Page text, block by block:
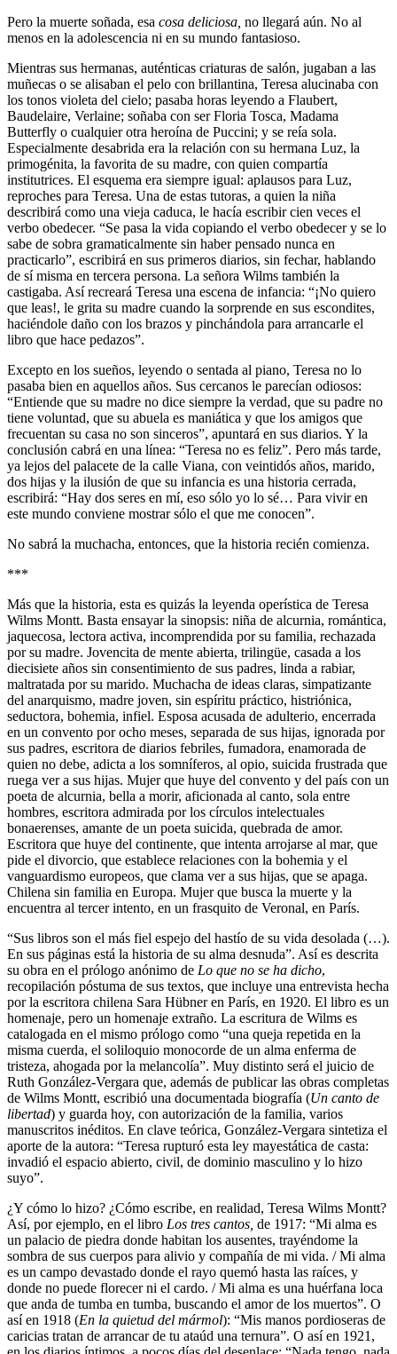
Pero la muerte soñada, esa cosa deliciosa, no llegará aún. No al
menos en la adolescencia ni en su mundo fantasioso.
Mientras sus hermanas, auténticas criaturas de salón, jugaban a las
muñecas o se alisaban el pelo con brillantina, Teresa alucinaba con
los tonos violeta del cielo; pasaba horas leyendo a Flaubert,
Baudelaire, Verlaine; soñaba con ser Floria Tosca, Madama
Butterfly o cualquier otra heroína de Puccini; y se reía sola.
Especialmente desabrida era la relación con su hermana Luz, la
primogénita, la favorita de su madre, con quien compartía
institutrices. El esquema era siempre igual: aplausos para Luz,
reproches para Teresa. Una de estas tutoras, a quien la niña
describirá como una vieja caduca, le hacía escribir cien veces el
verbo obedecer. “Se pasa la vida copiando el verbo obedecer y se lo
sabe de sobra gramaticalmente sin haber pensado nunca en
practicarlo”, escribirá en sus primeros diarios, sin fechar, hablando
de sí misma en tercera persona. La señora Wilms también la
castigaba. Así recreará Teresa una escena de infancia: “¡No quiero
que leas!, le grita su madre cuando la sorprende en sus escondites,
haciéndole daño con los brazos y pinchándola para arrancarle el
libro que hace pedazos”.
Excepto en los sueños, leyendo o sentada al piano, Teresa no lo
pasaba bien en aquellos años. Sus cercanos le parecían odiosos:
“Entiende que su madre no dice siempre la verdad, que su padre no
tiene voluntad, que su abuela es maniática y que los amigos que
frecuentan su casa no son sinceros”, apuntará en sus diarios. Y la
conclusión cabrá en una línea: “Teresa no es feliz”. Pero más tarde,
ya lejos del palacete de la calle Viana, con veintidós años, marido,
dos hijas y la ilusión de que su infancia es una historia cerrada,
escribirá: “Hay dos seres en mí, eso sólo yo lo sé… Para vivir en
este mundo conviene mostrar sólo el que me conocen”.
No sabrá la muchacha, entonces, que la historia recién comienza.
***
Más que la historia, esta es quizás la leyenda operística de Teresa
Wilms Montt. Basta ensayar la sinopsis: niña de alcurnia, romántica,
jaquecosa, lectora activa, incomprendida por su familia, rechazada
por su madre. Jovencita de mente abierta, trilingüe, casada a los
diecisiete años sin consentimiento de sus padres, linda a rabiar,
maltratada por su marido. Muchacha de ideas claras, simpatizante
del anarquismo, madre joven, sin espíritu práctico, histriónica,
seductora, bohemia, infiel. Esposa acusada de adulterio, encerrada
en un convento por ocho meses, separada de sus hijas, ignorada por
sus padres, escritora de diarios febriles, fumadora, enamorada de
quien no debe, adicta a los somníferos, al opio, suicida frustrada que
ruega ver a sus hijas. Mujer que huye del convento y del país con un
poeta de alcurnia, bella a morir, aficionada al canto, sola entre
hombres, escritora admirada por los círculos intelectuales
bonaerenses, amante de un poeta suicida, quebrada de amor.
Escritora que huye del continente, que intenta arrojarse al mar, que
pide el divorcio, que establece relaciones con la bohemia y el
vanguardismo europeos, que clama ver a sus hijas, que se apaga.
Chilena sin familia en Europa. Mujer que busca la muerte y la
encuentra al tercer intento, en un frasquito de Veronal, en París.
“Sus libros son el más fiel espejo del hastío de su vida desolada (…).
En sus páginas está la historia de su alma desnuda”. Así es descrita
su obra en el prólogo anónimo de Lo que no se ha dicho,
recopilación póstuma de sus textos, que incluye una entrevista hecha
por la escritora chilena Sara Hübner en París, en 1920. El libro es un
homenaje, pero un homenaje extraño. La escritura de Wilms es
catalogada en el mismo prólogo como “una queja repetida en la
misma cuerda, el soliloquio monocorde de un alma enferma de
tristeza, ahogada por la melancolía”. Muy distinto será el juicio de
Ruth González-Vergara que, además de publicar las obras completas
de Wilms Montt, escribió una documentada biografía (Un canto de
libertad) y guarda hoy, con autorización de la familia, varios
manuscritos inéditos. En clave teórica, González-Vergara sintetiza el
aporte de la autora: “Teresa rupturó esta ley mayestática de casta:
invadió el espacio abierto, civil, de dominio masculino y lo hizo
suyo”.
¿Y cómo lo hizo? ¿Cómo escribe, en realidad, Teresa Wilms Montt?
Así, por ejemplo, en el libro Los tres cantos, de 1917: “Mi alma es
un palacio de piedra donde habitan los ausentes, trayéndome la
sombra de sus cuerpos para alivio y compañía de mi vida. / Mi alma
es un campo devastado donde el rayo quemó hasta las raíces, y
donde no puede florecer ni el cardo. / Mi alma es una huérfana loca
que anda de tumba en tumba, buscando el amor de los muertos”. O
así en 1918 (En la quietud del mármol): “Mis manos pordioseras de
caricias tratan de arrancar de tu ataúd una ternura”. O así en 1921,